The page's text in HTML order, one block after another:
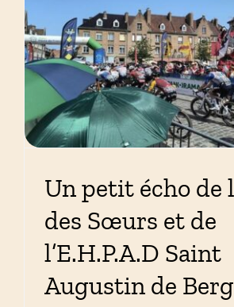
Un petit écho de
des Sœurs et de
l’E.H.P.A.D Saint
Augustin de